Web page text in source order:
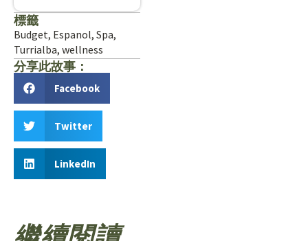
標籤
Budget, Espanol, Spa,
Turrialba, wellness
分享此故事：
Facebook
Twitter
LinkedIn